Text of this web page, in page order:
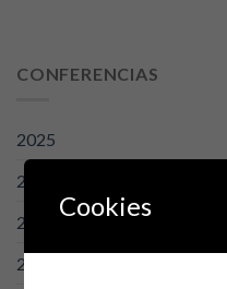
CONFERENCIAS
2025
2026
2024
2023
Cookies